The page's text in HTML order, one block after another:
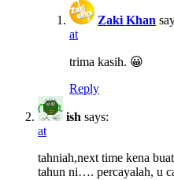
Zaki Khan
at
trima kasih. 😀
Reply
ish says:
at
tahniah,next time kena
tahun ni…. percayalah, u